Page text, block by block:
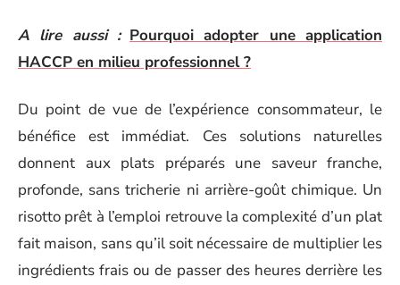
A lire aussi : Pourquoi adopter une application
HACCP en milieu professionnel ?
Du point de vue de l’expérience consommateur, le
bénéfice est immédiat. Ces solutions naturelles
donnent aux plats préparés une saveur franche,
profonde, sans tricherie ni arrière-goût chimique. Un
risotto prêt à l’emploi retrouve la complexité d’un plat
fait maison, sans qu’il soit nécessaire de multiplier les
ingrédients frais ou de passer des heures derrière les